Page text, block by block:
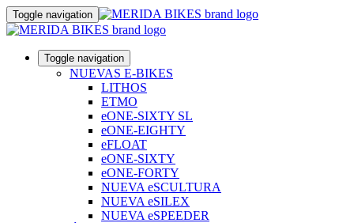
Toggle navigation
Toggle navigation
NUEVAS E-BIKES
LITHOS
ETMO
eONE-SIXTY SL
eONE-EIGHTY
eFLOAT
eONE-SIXTY
eONE-FORTY
NUEVA eSCULTURA
NUEVA eSILEX
NUEVA eSPEEDER